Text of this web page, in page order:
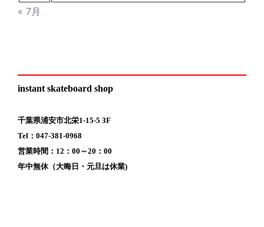
« 7月
instant skateboard shop
千葉県浦安市北栄1-15-5 3F
Tel：047-381-0968
営業時間：12：00～20：00
年中無休（大晦日・元旦は休業)